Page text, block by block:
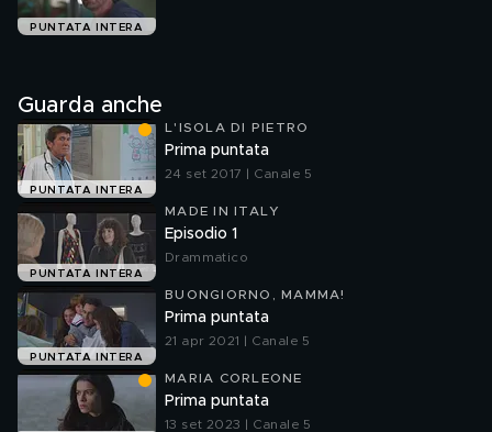
PUNTATA INTERA
Guarda anche
PUNTATA INTERA
L'ISOLA DI PIETRO
Prima puntata
24 set 2017 | Canale 5
PUNTATA INTERA
MADE IN ITALY
Episodio 1
Drammatico
PUNTATA INTERA
BUONGIORNO, MAMMA!
Prima puntata
21 apr 2021 | Canale 5
MARIA CORLEONE
Prima puntata
13 set 2023 | Canale 5